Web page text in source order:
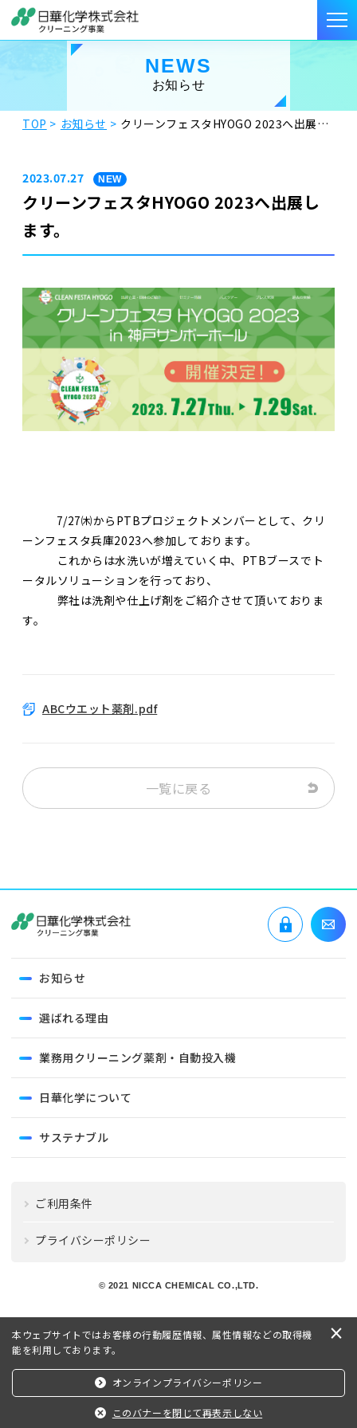
NEWS
お知らせ
TOP お知らせ クリーンフェスタHYOGO 2023へ出展します。
2023.07.27 NEW
クリーンフェスタHYOGO 2023へ出展し
ます。
ーンフェスタ兵庫2023へ参加しております。
これからは水洗いが増えていく中、PTBブースでト
ータルソリューションを行っており、
弊社は洗剤や仕上げ剤をご紹介させて頂いておりま
す。
ABCウエット薬剤.pdf
一覧に戻る
お知らせ
選ばれる理由
業務用クリーニング薬剤・自動投入機
日華化学について
サステナブル
ご利用条件
プライバシーポリシー
© 2021 NICCA CHEMICAL CO.,LTD.
本ウェブサイトではお客様の行動履歴情報、属性情報などの取得機
能を利用しております。
オンラインプライバシーポリシー
このバナーを閉じて再表示しない
×